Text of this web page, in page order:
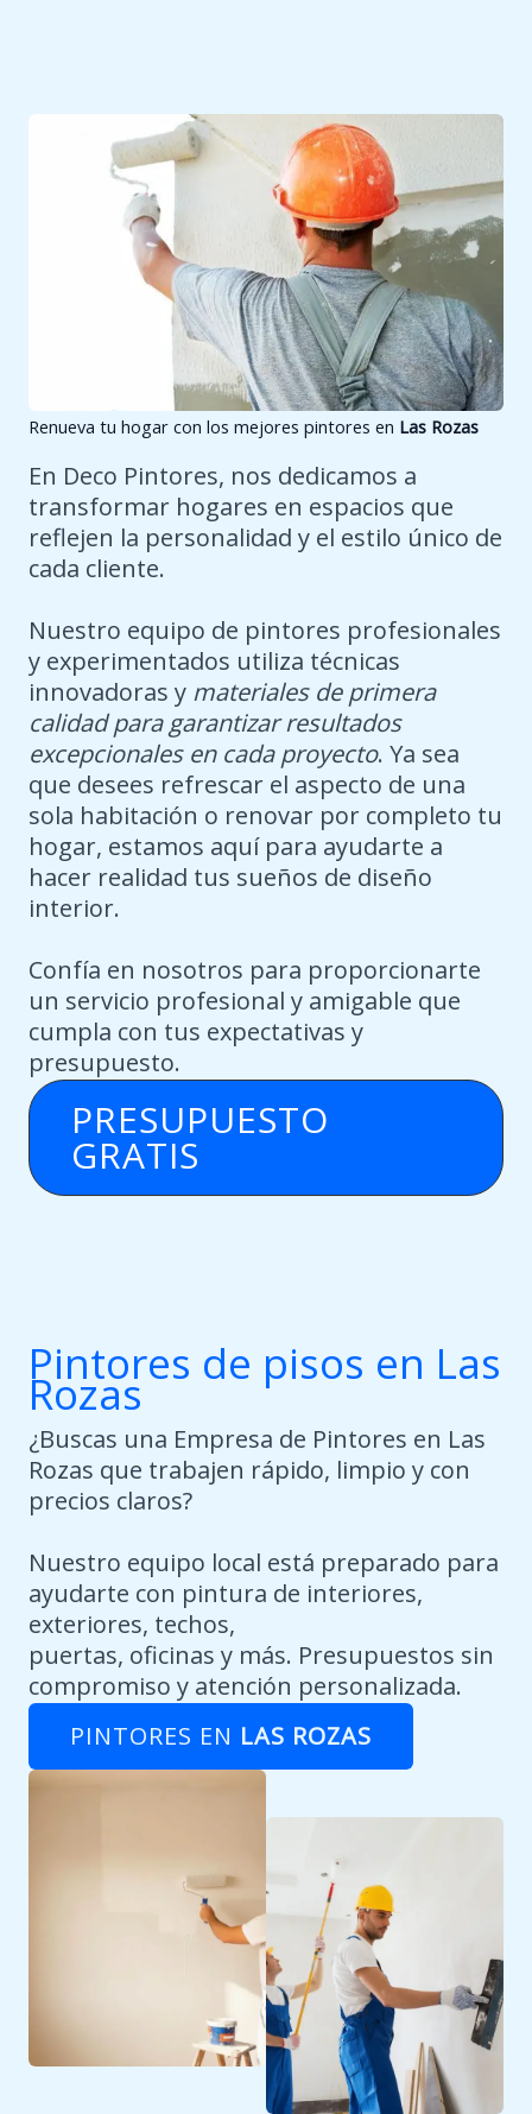
Renueva tu hogar con los mejores pintores en Las Rozas
En Deco Pintores, nos dedicamos a
transformar hogares en espacios que
reflejen la personalidad y el estilo único de
cada cliente.
Nuestro equipo de pintores profesionales
y experimentados utiliza técnicas
innovadoras y materiales de primera
calidad para garantizar resultados
excepcionales en cada proyecto. Ya sea
que desees refrescar el aspecto de una
sola habitación o renovar por completo tu
hogar, estamos aquí para ayudarte a
hacer realidad tus sueños de diseño
interior.
Confía en nosotros para proporcionarte
un servicio profesional y amigable que
cumpla con tus expectativas y
presupuesto.
PRESUPUESTO
GRATIS
Pintores de pisos en Las
Rozas
¿Buscas una Empresa de Pintores en Las
Rozas que trabajen rápido, limpio y con
precios claros?
Nuestro equipo local está preparado para
ayudarte con pintura de interiores,
exteriores, techos,
puertas, oficinas y más. Presupuestos sin
compromiso y atención personalizada.
PINTORES EN LAS ROZAS